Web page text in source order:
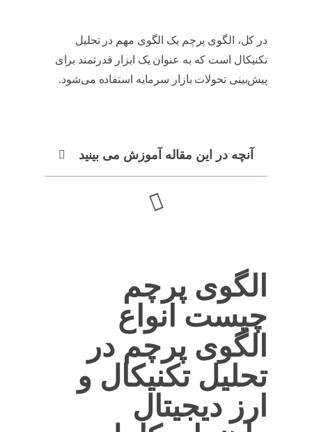
در کل، الگوی پرچم یک الگوی مهم در تحلیل
تکنیکال است که به عنوان یک ابزار قدرتمند برای
پیش‌بینی تحولات بازار سرمایه استفاده می‌شود.
آنچه در این مقاله آموزش می بینید
الگوی پرچم
چیست انواع
الگوی پرچم در
تحلیل تکنیکال و
ارز دیجیتال